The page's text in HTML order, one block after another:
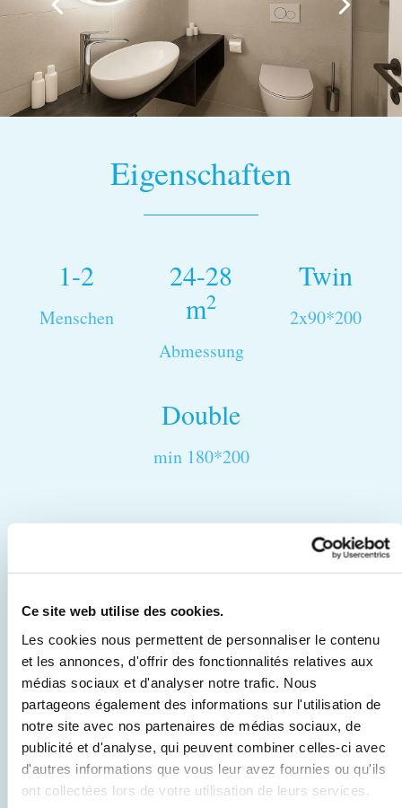
Ce site web utilise des cookies.
Les cookies nous permettent de personnaliser le contenu
et les annonces, d'offrir des fonctionnalités relatives aux
médias sociaux et d'analyser notre trafic. Nous
partageons également des informations sur l'utilisation de
notre site avec nos partenaires de médias sociaux, de
publicité et d'analyse, qui peuvent combiner celles-ci avec
d'autres informations que vous leur avez fournies ou qu'ils
ont collectées lors de votre utilisation de leurs services.
Eigenschaften
1-2
Menschen
24-28
m2
Abmessung
Twin
2x90*200
Double
min 180*200
Ausstattungen
Mini-bar Tresorfach Dusche
TV mit
Telefon Haartrockner
Breitband-
Radio